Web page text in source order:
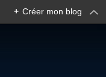
+ Créer mon blog